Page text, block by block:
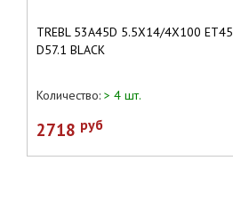
TREBL 53A45D 5.5X14/4X100 ET45
D57.1 BLACK
Количество: > 4 шт.
2718 руб